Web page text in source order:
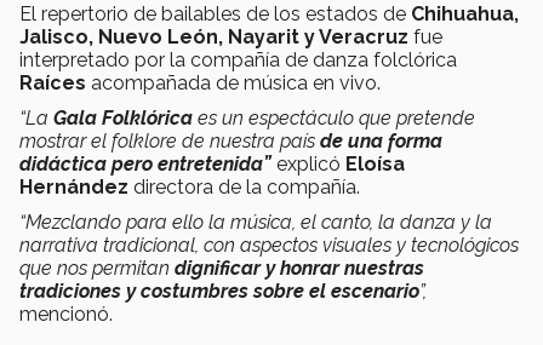
El repertorio de bailables de los estados de Chihuahua,
Jalisco, Nuevo León, Nayarit y Veracruz fue
interpretado por la compañía de danza folclórica
Raíces acompañada de música en vivo.
“La Gala Folklórica es un espectáculo que pretende
mostrar el folklore de nuestra país de una forma
didáctica pero entretenida”explicó Eloísa
Hernández directora de la compañía.
“Mezclando para ello la música, el canto, la danza y la
narrativa tradicional, con aspectos visuales y tecnológicos
que nos permitan dignificar y honrar nuestras
tradiciones y costumbres sobre el escenario”,
mencionó.